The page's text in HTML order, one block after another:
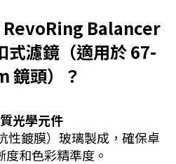
RevoRing Balancer
式濾鏡（適用於 67-
鏡頭）？
光學元件
性鍍膜）玻璃製成，確保卓
和色彩精準度。